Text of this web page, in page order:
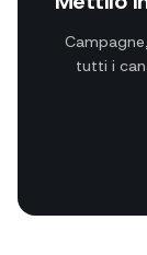
tutti i